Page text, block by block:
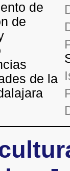
de
de
de la